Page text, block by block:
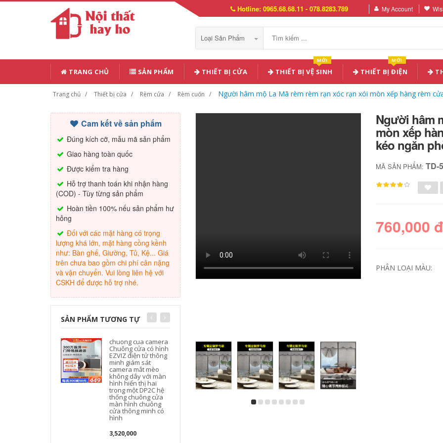
Hotline: 0965.68.68.11 - 078.8283.789 My Account
Loại Sản Phẩm
TRANG CHỦ SẢN PHẨM THIẾT BỊ CỬA THIẾT BỊ VỆ SINH
MỚI
THIẾT BỊ ĐIỆN
MỚI
Trang chủ Thiết bị cửa Rèm cửa Rèm cuốn Người hâm mộ La Mã rèm rèm rạn xóc rạn xói mòn xếp hàng rèm
Cam kết về sản phẩm
Đúng kích cỡ, mẫu mã sản phẩm
Giao hàng toàn quốc
Được kiểm tra hàng
Hỗ trợ thanh toán khi nhận hàng
(COD) - Tùy từng sản phẩm
Hoàn tiền 100% nếu sản phẩm hư
hỏng
Đối với các mặt hàng có trọng
lượng khá lớn, mặt hàng cồng kềnh
như: Bàn ghế, Giường, Tủ, Kệ... Giá
trên chưa bao gồm chi phí cân nặng
và vận chuyển. Vui lòng liên hệ với
CSKH để được hỗ trợ nhé.
SẢN PHẨM TƯƠNG TỰ
chuong cua camera
Chuông cửa có hình
EZVIZ điện tử thông
minh giám sát
camera mắt mèo
không dây với màn
hình hiển thị hai
trong một DP2C hệ
thống chuông cửa
màn hình chuông
cửa thông minh có
hình
3,520,000
chuông cửa camera
không dây Chuông
cửa nhà không dây
siêu xa thông minh
điều khiển từ xa
điện tử thông minh
gia đình Lingdang
Chuông cửa nhà
tin người già bán
chuông cửa có
camera Máy ảnh
giám sát mắt mèo
thông minh fluorite
nhà không dây cửa
hình ảnh cửa
chuông cửa vào
cửa vào cửa chống
Người hâm
mòn xếp
kéo ngăn
MÃ SẢN PHẨM:TD-
760,000 đ
PHÂN LOẠI MÀU: